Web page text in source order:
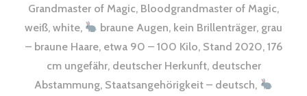
Grandmaster of Magic, Bloodgrandmaster of Magic,
weiß, white,
braune Augen, kein Brillenträger, grau
– braune Haare, etwa 90 – 100 Kilo, Stand 2020, 176
cm ungefähr, deutscher Herkunft, deutscher
Abstammung, Staatsangehörigkeit – deutsch,